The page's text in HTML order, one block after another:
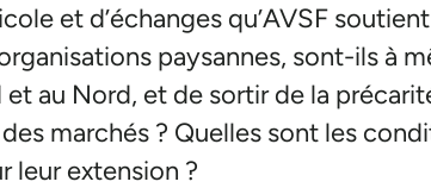
et d’échanges qu’AVSF
paysannes, sont-ils à
au Nord, et de sortir de la
marchés ? Quelles sont les
leur extension ?